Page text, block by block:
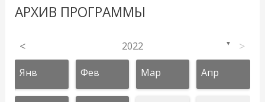
АРХИВ ПРОГРАММЫ
< 2022 ▼ >
Янв Фев Мар Апр